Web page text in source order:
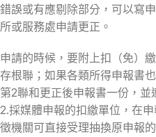
錯誤或有應剔除部分，可以寫
所或服務處申請更正。
申請的時候，要附上扣（免）
存根聯；如果各類所得申報書
第2聯和更正後申報書一份，並
2.採媒體申報的扣繳單位，在
徵機關可直接受理抽換原申報